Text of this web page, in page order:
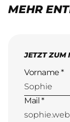
MEHR
JETZT ZUM
Vorname *
Mail *